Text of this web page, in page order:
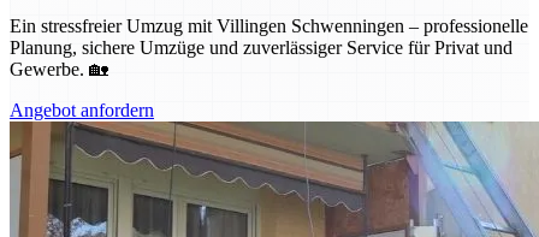
Ein stressfreier Umzug mit Villingen Schwenningen – professionelle
Planung, sichere Umzüge und zuverlässiger Service für Privat und
Gewerbe. 🏡
Angebot anfordern